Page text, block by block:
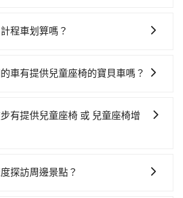
現場購票並於月台排隊的時間約20分
程車，搭上小黃後約花40分鐘、車費
不過，台中市少部分小黃司機不按表
地人便漫天喊價或恣意繞路。但如果
額外負擔170元車資，而且更會額外浪
（因為要自己開車），最重要的是你
車，每公里再額外加收$3.2，從北屯
小時40元路邊停車費用預估進去，但
可能的罰單都需自付。再者，和運的
座或九人座可供選擇，而且無人租車
程車划算嗎？
Line Taxi、Yoxi等，如果在路邊攔不
價格約為5,950~7,100元間，但如改預
$3,300。但如果要考慮到回程，屏東
程車司機不按錶計費，約有27%會採
車有提供兒童座椅的寶貝車嗎？
歲以下或身高不足的幼童無法正常綁
嬰兒/兒童座椅或輔以增高墊。如有幼
歲的嬰兒後向汽座，可先向客服人員
有提供兒童座椅 或 兒童座椅增
租金 NT$300。您可以在預定服務時
探訪周邊景點？